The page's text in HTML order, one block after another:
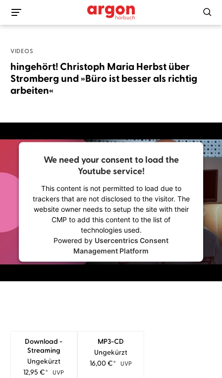
VIDEOS
hingehört! Christoph Maria Herbst über
Stromberg und »Büro ist besser als richtig
arbeiten«
We need your consent to load the
Youtube service!
This content is not permitted to load due to
trackers that are not disclosed to the visitor. The
website owner needs to setup the site with their
CMP to add this content to the list of
technologies used.
Powered by Usercentrics Consent
Management Platform
Download -
Streaming
Ungekürzt
12,95€* UVP
MP3-CD
Ungekürzt
16,00 €* UVP